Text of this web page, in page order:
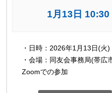
1月13日 10:30
イ
ベ
ン
・日時：2026年1月13日(
・会場：同友会事務局(帯広
Zoomでの参加